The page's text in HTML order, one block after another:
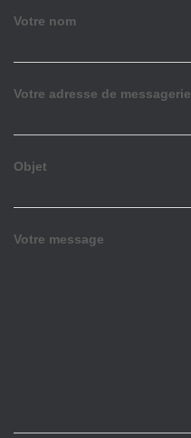
Votre nom
Votre adresse de messagerie
Objet
Votre message